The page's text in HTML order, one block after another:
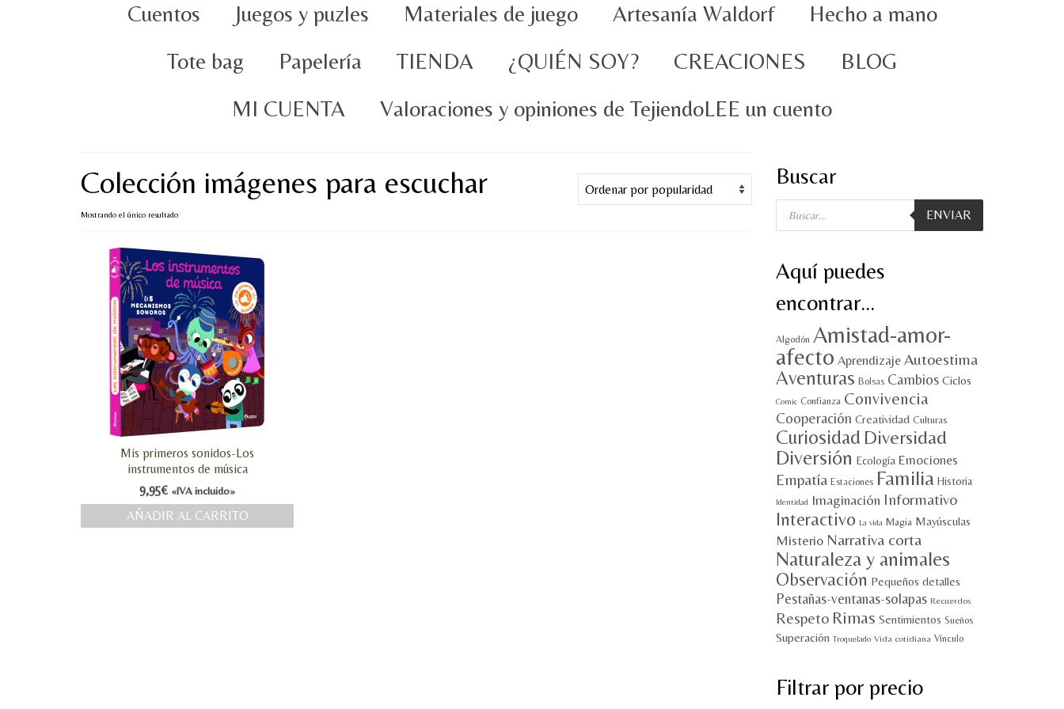
Cuentos Juegos y puzles Materiales de juego Artesanía Waldorf
Hecho a mano
Tote bag
Papelería TIENDA ¿QUIÉN SOY? CREACIONES
BLOG
MI CUENTA
Valoraciones y opiniones de TejiendoLEE un cuento
Colección imágenes para escuchar
Mostrando el único resultado
Mis primeros sonidos-Los
instrumentos de música
9,95€ «IVA incluido»
AÑADIR AL CARRITO
Buscar
Búsqueda
productos
ENVIAR
Aquí puedes
encontrar…
Algodón Amistad-amor-
afecto Aprendizaje Autoestima
Aventuras Bolsas Cambios Ciclos
Comic Confianza Convivencia
Cooperación Creatividad Culturas
Curiosidad Diversidad
Diversión Ecología Emociones
Empatía Estaciones Familia Historia
Identidad Imaginación Informativo
Interactivo La vida Magia Mayúsculas
Misterio Narrativa corta
Naturaleza y animales
Observación Pequeños detalles
Pestañas-ventanas-solapas Recuerdos
Respeto Rimas Sentimientos Sueños
Superación Troquelado Vida cotidiana Vínculo
Filtrar por precio